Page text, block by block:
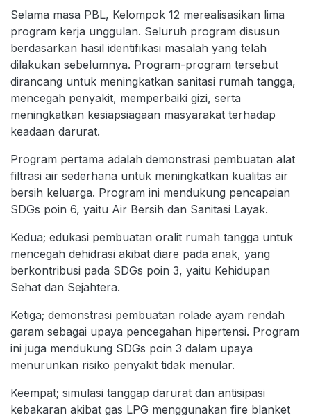
Selama masa PBL, Kelompok 12 merealisasikan lima
program kerja unggulan. Seluruh program disusun
berdasarkan hasil identifikasi masalah yang telah
dilakukan sebelumnya. Program-program tersebut
dirancang untuk meningkatkan sanitasi rumah tangga,
mencegah penyakit, memperbaiki gizi, serta
meningkatkan kesiapsiagaan masyarakat terhadap
keadaan darurat.
Program pertama adalah demonstrasi pembuatan alat
filtrasi air sederhana untuk meningkatkan kualitas air
bersih keluarga. Program ini mendukung pencapaian
SDGs poin 6, yaitu Air Bersih dan Sanitasi Layak.
Kedua; edukasi pembuatan oralit rumah tangga untuk
mencegah dehidrasi akibat diare pada anak, yang
berkontribusi pada SDGs poin 3, yaitu Kehidupan
Sehat dan Sejahtera.
Ketiga; demonstrasi pembuatan rolade ayam rendah
garam sebagai upaya pencegahan hipertensi. Program
ini juga mendukung SDGs poin 3 dalam upaya
menurunkan risiko penyakit tidak menular.
Keempat; simulasi tanggap darurat dan antisipasi
kebakaran akibat gas LPG menggunakan fire blanket